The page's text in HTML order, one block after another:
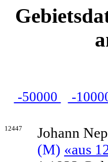
-50000 -
12447 Johann
(M) «aus